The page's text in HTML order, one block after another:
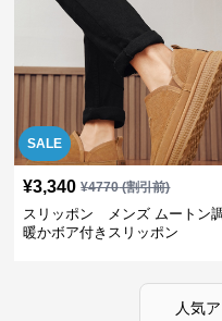
SALE
¥3,340 ¥4770(割引前)
スリッポン メンズ ムートン
暖かボア付きスリッポン
人気